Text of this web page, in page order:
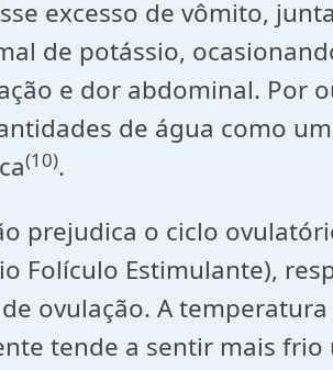
excesso de vômito,
de potássio,
e dor abdominal. Por
de água como
(10).
prejudica o ciclo
Folículo Estimulante),
ovulação. A
tende a sentir mais frio